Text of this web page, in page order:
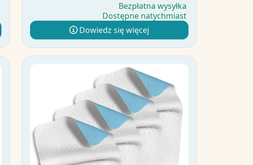
Bezpłatna wysyłka
Dostępne natychmiast
Dowiedz się więcej